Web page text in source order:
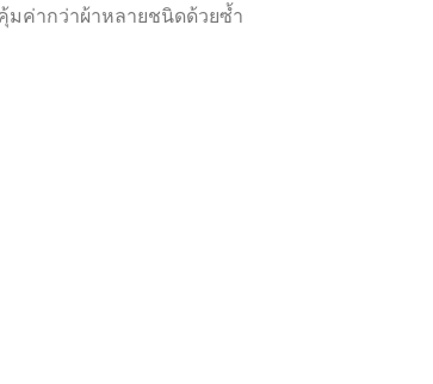
มค่ากว่าผ้าหลายชนิดด้วยซ้ำ